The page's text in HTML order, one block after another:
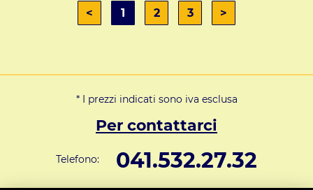
< 1 2 3 >
* I prezzi indicati sono iva esclusa
Per contattarci
Telefono: 041.532.27.32